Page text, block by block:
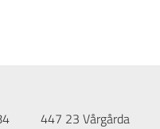
447 23 Vårgårda